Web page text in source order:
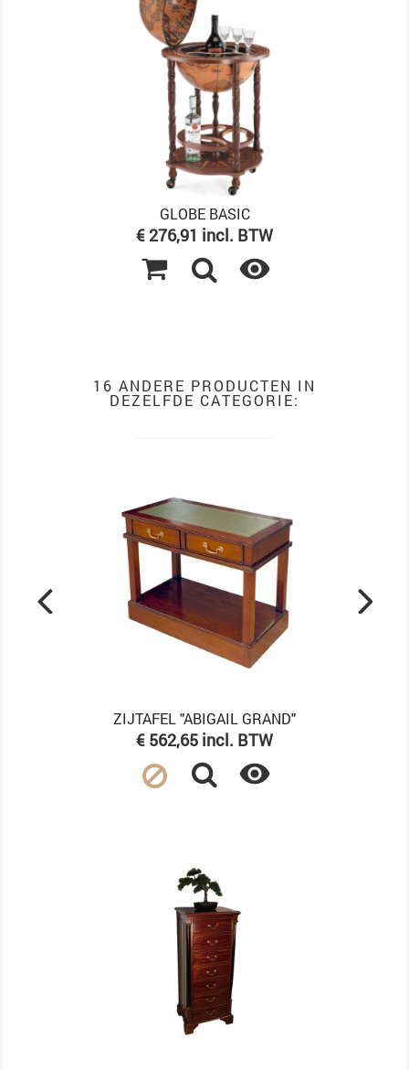
GLOBE BASIC
Prijs
€ 276,91 incl. BTW

16 ANDERE PRODUCTEN IN
DEZELFDE CATEGORIE:
ZIJTAFEL "ABIGAIL GRAND"
Prijs
€ 562,65 incl. BTW
